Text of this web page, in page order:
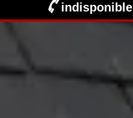
indisponible